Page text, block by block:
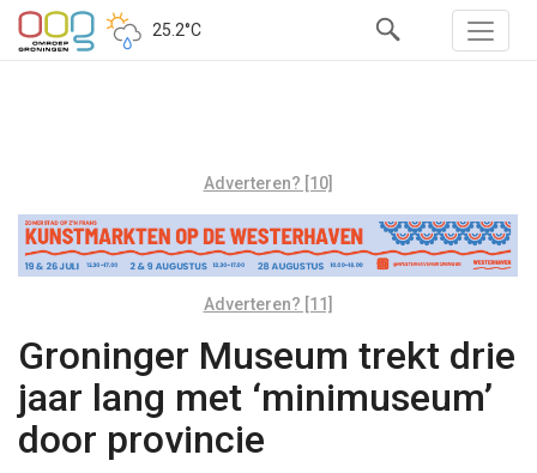
25.2°C
Adverteren? [10]
Adverteren? [11]
Groninger Museum trekt drie
jaar lang met ‘minimuseum’
door provincie